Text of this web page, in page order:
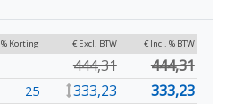
% Korting € Excl. BTW € Incl. % BTW
444,31 444,31
25 333,23 333,23